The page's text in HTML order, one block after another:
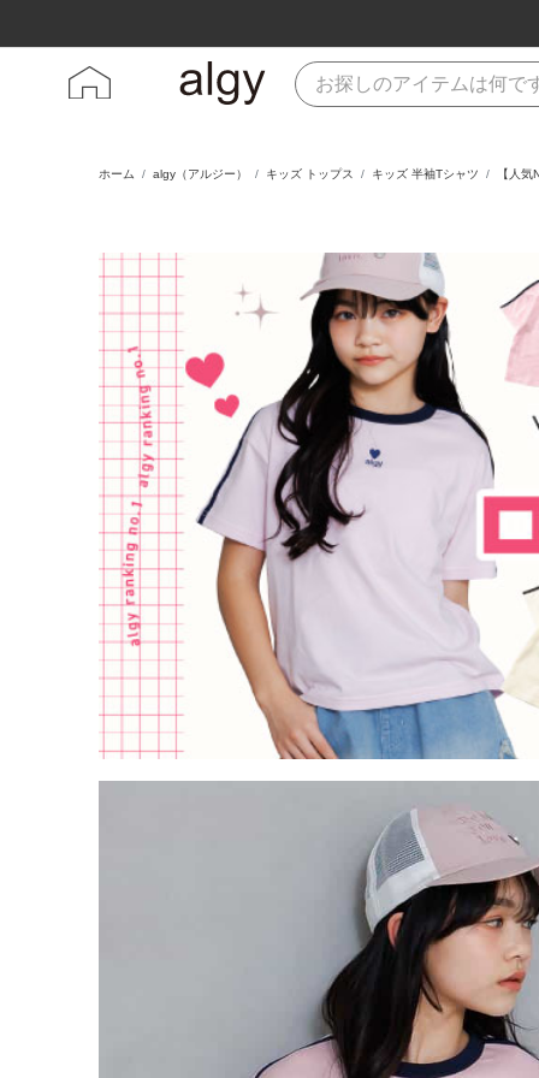
ホーム algy（アルジー） キッズ トップス キッズ 半袖Tシャツ 【人